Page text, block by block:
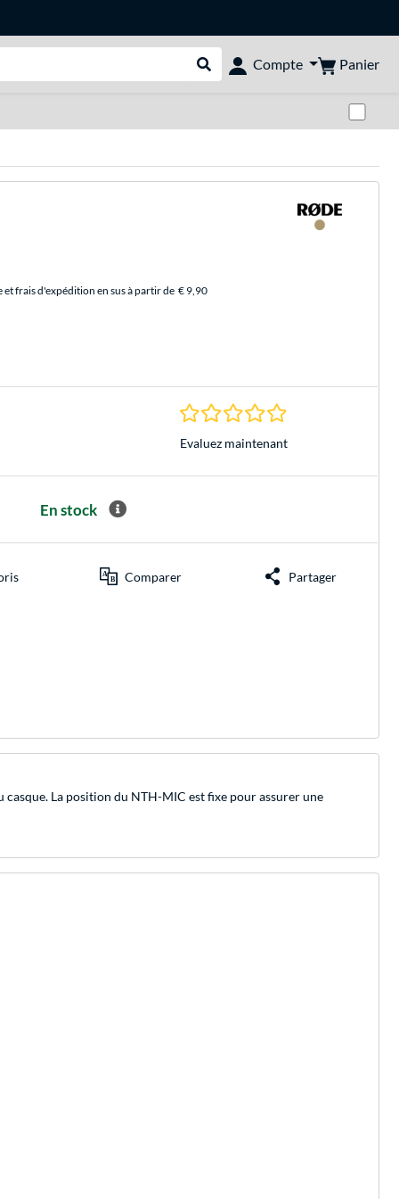
Rechercher dans le shop
Compte Panier
et frais d'expédition en sus à partir de € 9,90
0.0 Étoiles à 0
Evaluez maintenant
En stock
Comparer Partager
casque. La position du NTH-MIC est fixe pour assurer une